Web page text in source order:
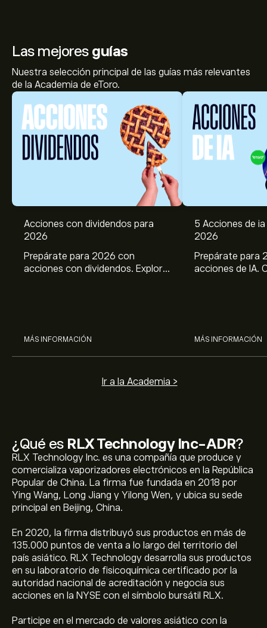
¿Qué es RLX Technology Inc-ADR?
RLX Technology Inc. es una compañía que produce y
comercializa vaporizadores electrónicos en la República
Popular de China. La firma fue fundada en 2018 por
Ying Wang, Long Jiang y Yilong Wen, y ubica su sede
principal en Beijing, China.
En 2020, la firma distribuyó sus productos en más de
135.000 puntos de venta a lo largo del territorio del
país asiático. RLX Technology desarrolla sus productos
en su laboratorio de fisicoquímica certificado por la
autoridad nacional de acreditación y negocia sus
acciones en la NYSE con el símbolo bursátil RLX.
Participe en el mercado de valores asiático con la
Las mejores guías
Nuestra selección principal de las guías más relevantes
de la Academia de eToro.
Acciones con dividendos para
2026
Prepárate para 2026 con
acciones con dividendos. Explora
MÁS INFORMACIÓN
5 Acciones de
2026
Prepárate para
acciones de IA.
MÁS INFORMACIÓN
Ir a la Academia >